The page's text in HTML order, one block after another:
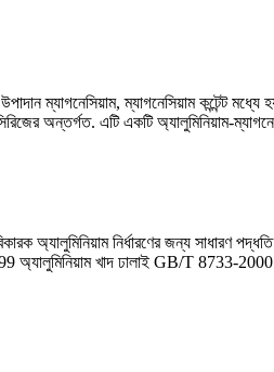
ম্যাগনেসিয়াম, ম্যাগনেসিয়াম কন্টেন্ট
অন্তর্গত. এটি একটি অ্যালুমিনিয়াম-
অ্যালুমিনিয়াম নির্ধারণের জন্য সাধারণ
অ্যালুমিনিয়াম খাদ ঢালাই GB/T 8733-